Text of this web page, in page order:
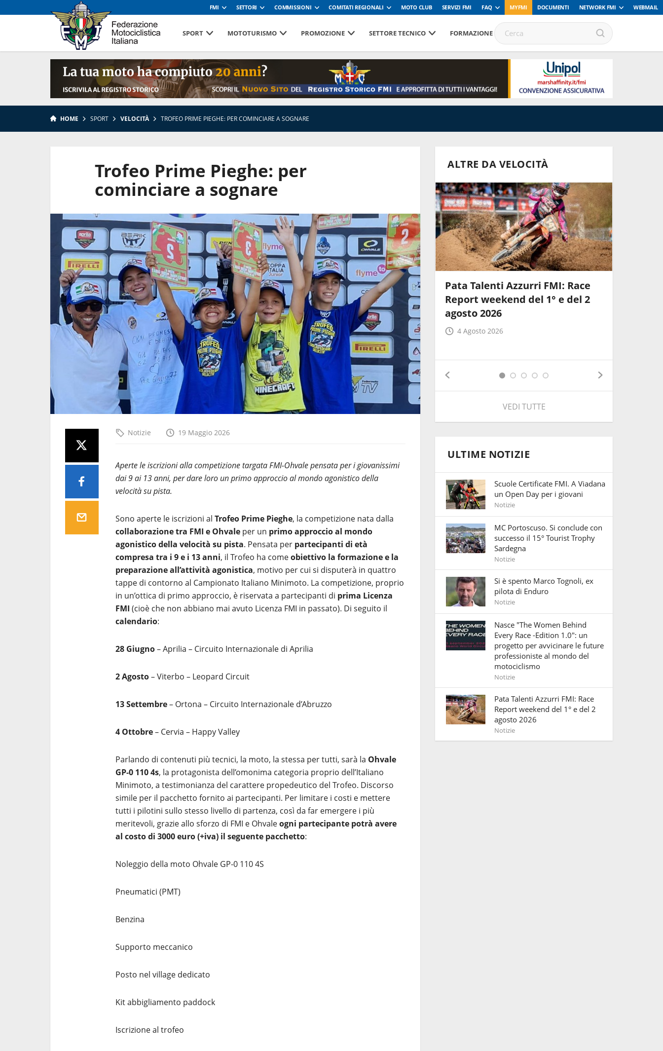
FMI SETTORI COMMISSIONI COMITATI REGIONALI MOTO CLUB SERVIZI FMI FAQ MYFMI DOCUMENTI NETWORK FMI WEBMAIL
SPORT MOTOTURISMO PROMOZIONE SETTORE TECNICO FORMAZIONE
HOME SPORT VELOCITÀ TROFEO PRIME PIEGHE: PER COMINCIARE A SOGNARE
Trofeo Prime Pieghe: per
cominciare a sognare
Notizie 19 Maggio 2026
Aperte le iscrizioni alla competizione targata FMI-Ohvale pensata per i giovanissimi
dai 9 ai 13 anni, per dare loro un primo approccio al mondo agonistico della
velocità su pista.
Sono aperte le iscrizioni al Trofeo Prime Pieghe, la competizione nata dalla
collaborazione tra FMI e Ohvale per un primo approccio al mondo
agonistico della velocità su pista. Pensata per partecipanti di età
compresa tra i 9 e i 13 anni, il Trofeo ha comeobiettivo la formazione e la
preparazione all’attività agonistica, motivo per cui si disputerà in quattro
tappe di contorno al Campionato Italiano Minimoto. La competizione, proprio
in un’ottica di primo approccio, è riservata a partecipanti di prima Licenza
FMI (cioè che non abbiano mai avuto Licenza FMI in passato). Di seguito il
calendario:
28 Giugno– Aprilia – Circuito Internazionale di Aprilia
2 Agosto– Viterbo – Leopard Circuit
13 Settembre– Ortona – Circuito Internazionale d’Abruzzo
4 Ottobre– Cervia – Happy Valley
Parlando di contenuti più tecnici, la moto, la stessa per tutti, sarà la Ohvale
GP-0 110 4s, la protagonista dell’omonima categoria proprio dell’Italiano
Minimoto, a testimonianza del carattere propedeutico del Trofeo. Discorso
simile per il pacchetto fornito ai partecipanti. Per limitare i costi e mettere
tutti i pilotini sullo stesso livello di partenza, così da far emergere i più
meritevoli, grazie allo sforzo di FMI e Ohvaleogni partecipante potrà avere
al costo di 3000 euro (+iva) il seguente pacchetto:
Noleggio della moto Ohvale GP-0 110 4S
Pneumatici (PMT)
Benzina
Supporto meccanico
Posto nel village dedicato
Kit abbigliamento paddock
Iscrizione al trofeo
ALTRE DA VELOCITÀ
per il
Super weekend al Leopard
Circuit Viterbo con il CIV Junior
ed il Campionato Italiano
Minimoto
30 Luglio 2026
CIV Racing Night 2026. Il
successo di una notte
indimenticabile
28 Luglio 2026
Pata Talenti Azzurri FMI: Race
Report weekend del 1° e del 2
agosto 2026
4 Agosto 2026
VEDI TUTTE
ULTIME NOTIZIE
Scuole Certificate FMI. A Viadana
un Open Day per i giovani
Notizie
MC Portoscuso. Si conclude con
successo il 15° Tourist Trophy
Sardegna
Notizie
Si è spento Marco Tognoli, ex
pilota di Enduro
Notizie
Nasce "The Women Behind
Every Race -Edition 1.0": un
progetto per avvicinare le future
professioniste al mondo del
motociclismo
Notizie
Pata Talenti Azzurri FMI: Race
Report weekend del 1° e del 2
agosto 2026
Notizie